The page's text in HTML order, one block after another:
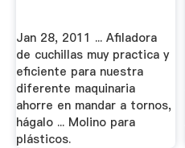
Jan 28, 2011 ... Afiladora
de cuchillas muy practica y
eficiente para nuestra
diferente maquinaria
ahorre en mandar a tornos,
hágalo ... Molino para
plásticos.